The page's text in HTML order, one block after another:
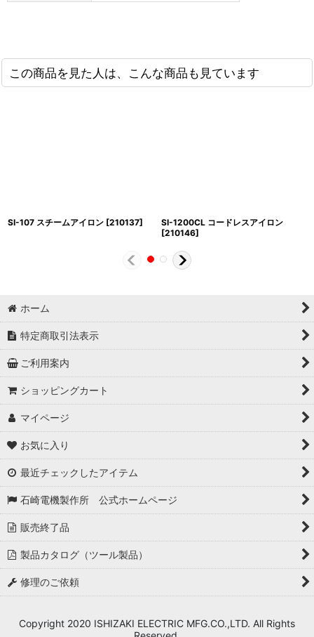
この商品を見た人は、こんな商品も見ています
SI-107 スチームアイロン [210137]
SI-1200CL コードレスアイロン
[210146]
ホーム
特定商取引法表示
ご利用案内
ショッピングカート
マイページ
お気に入り
最近チェックしたアイテム
石崎電機製作所 公式ホームページ
販売終了品
製品カタログ（ツール製品）
修理のご依頼
Copyright 2020 ISHIZAKI ELECTRIC MFG.CO.,LTD. All Rights